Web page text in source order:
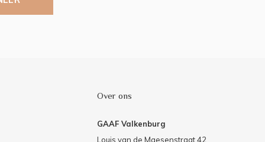
Over ons
GAAF Valkenburg
Louis van de Maesenstraat 42